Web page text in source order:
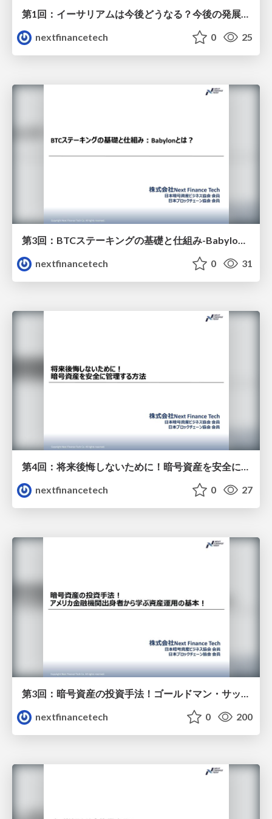
nextfinancetech
0 25
第3回：BTCステーキングの基礎と仕組み-Babylonとは？
nextfinancetech
0 31
第4回：将来後悔しないために！暗号資産を安全に管理する方法 (ウォレット管理・セキュリティ対策)
nextfinancetech
0 27
第3回：暗号資産の投資手法！ゴールドマン・サックス出身者から学ぶ資産運用の基本！
nextfinancetech
0 200